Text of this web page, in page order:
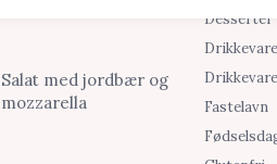
Salat med jordbær og
mozzarella
Desserter
Fastelavn